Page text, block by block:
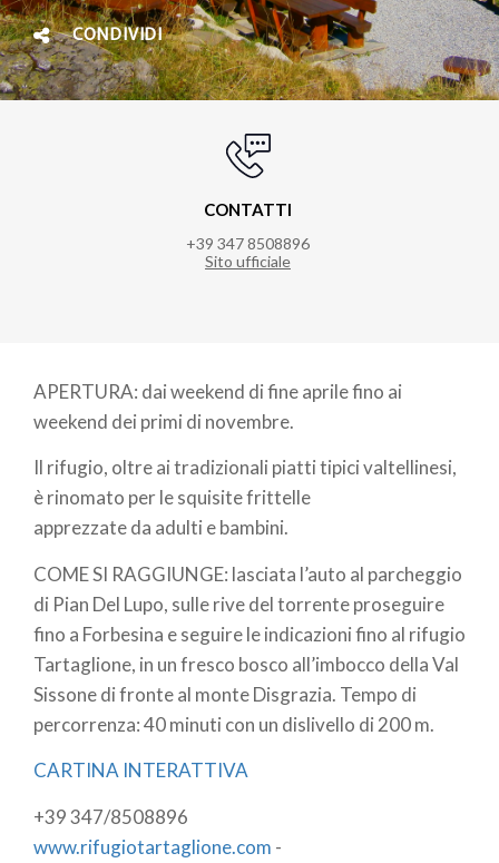
CONDIVIDI
CONTATTI
+39 347 8508896
Sito ufficiale
APERTURA: dai weekend di fine aprile fino ai
weekend dei primi di novembre.
Il rifugio, oltre ai tradizionali piatti tipici valtellinesi,
è rinomato per le squisite frittelle
apprezzate da adulti e bambini.
COME SI RAGGIUNGE: lasciata l’auto al parcheggio
di Pian Del Lupo, sulle rive del torrente proseguire
fino a Forbesina e seguire le indicazioni fino al rifugio
Tartaglione, in un fresco bosco all’imbocco della Val
Sissone di fronte al monte Disgrazia. Tempo di
percorrenza: 40 minuti con un dislivello di 200 m.
CARTINA INTERATTIVA
+39 347/8508896
www.rifugiotartaglione.com -